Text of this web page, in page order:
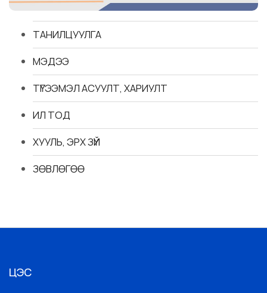
ТАНИЛЦУУЛГА
МЭДЭЭ
ТҮГЭЭМЭЛ АСУУЛТ, ХАРИУЛТ
ИЛ ТОД
ХУУЛЬ, ЭРХ ЗҮЙ
ЗӨВЛӨГӨӨ
ЦЭС